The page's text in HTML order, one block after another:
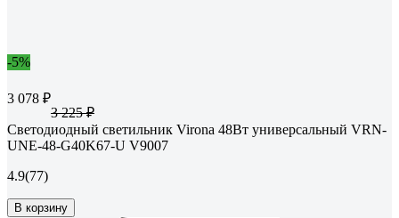
-5%
3 078 ₽
3 225 ₽
Светодиодный светильник Virona 48Вт универсальный VRN-
UNE-48-G40K67-U V9007
4.9(77)
В корзину